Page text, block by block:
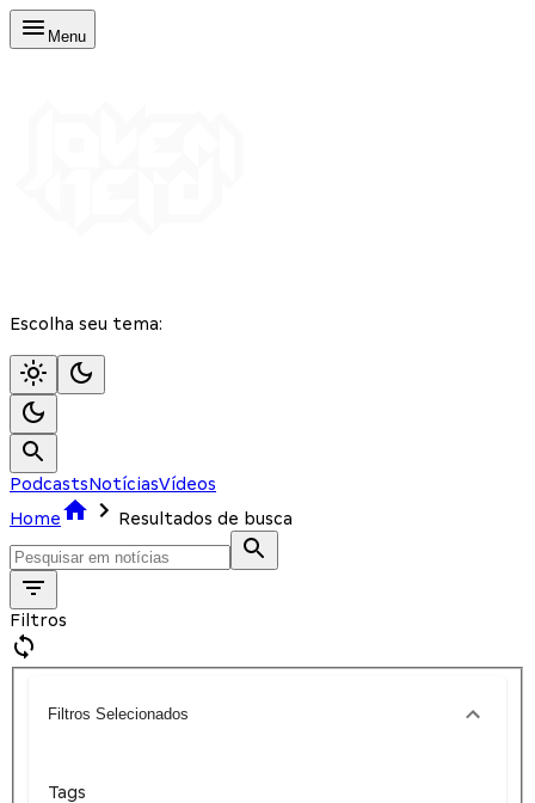
Menu
Escolha seu tema:
PodcastsNotíciasVídeos
Home
Resultados de busca
Filtros
Filtros Selecionados
Tags